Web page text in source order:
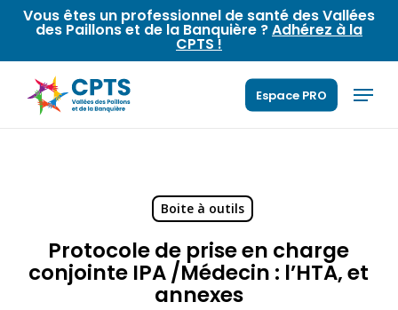
content
Vous êtes un professionnel de santé des Vallées
des Paillons et de la Banquière ?Adhérez à la
CPTS !
Espace PRO Menu
Boite à outils
Protocole de prise en charge
conjointe IPA /Médecin : l’HTA, et
annexes